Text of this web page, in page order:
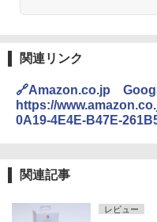
関連リンク
🔗Amazon.co.jp
https://
0A19-4E4E-B47E-
関連記事
レビュー